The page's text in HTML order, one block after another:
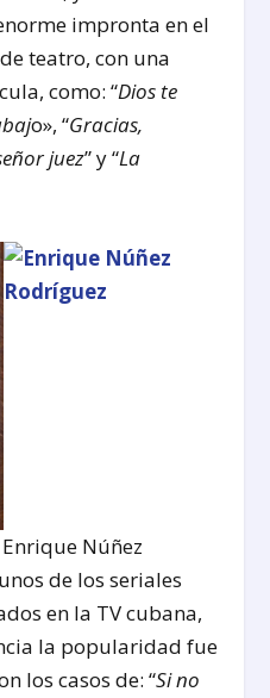
impronta en el
teatro, con una
como: “Dios te
o», “Gracias,
juez” y “La
Núñez
de los seriales
en la TV cubana,
la popularidad fue
los casos de: “Si no